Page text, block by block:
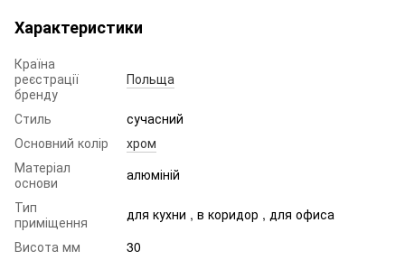
Характеристики
Країна
реєстрації
бренду
Польща
Стиль
сучасний
Основний колір
хром
Матеріал
основи
алюміній
Тип
приміщення
для кухни , в коридор , для офиса
Висота мм
30